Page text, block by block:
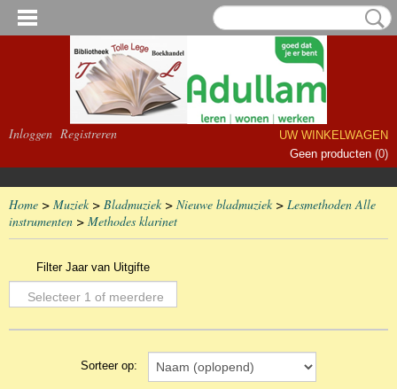
Inloggen Registreren
UW WINKELWAGEN
Geen producten (0)
Home > Muziek> Bladmuziek> Nieuwe bladmuziek> Lesmethoden Alle
instrumenten > Methodes klarinet
Filter Jaar van Uitgifte
Selecteer 1 of meerdere
Sorteer op: